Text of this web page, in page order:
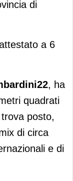
di
a 6
, ha
quadrati
posto,
di circa
e di